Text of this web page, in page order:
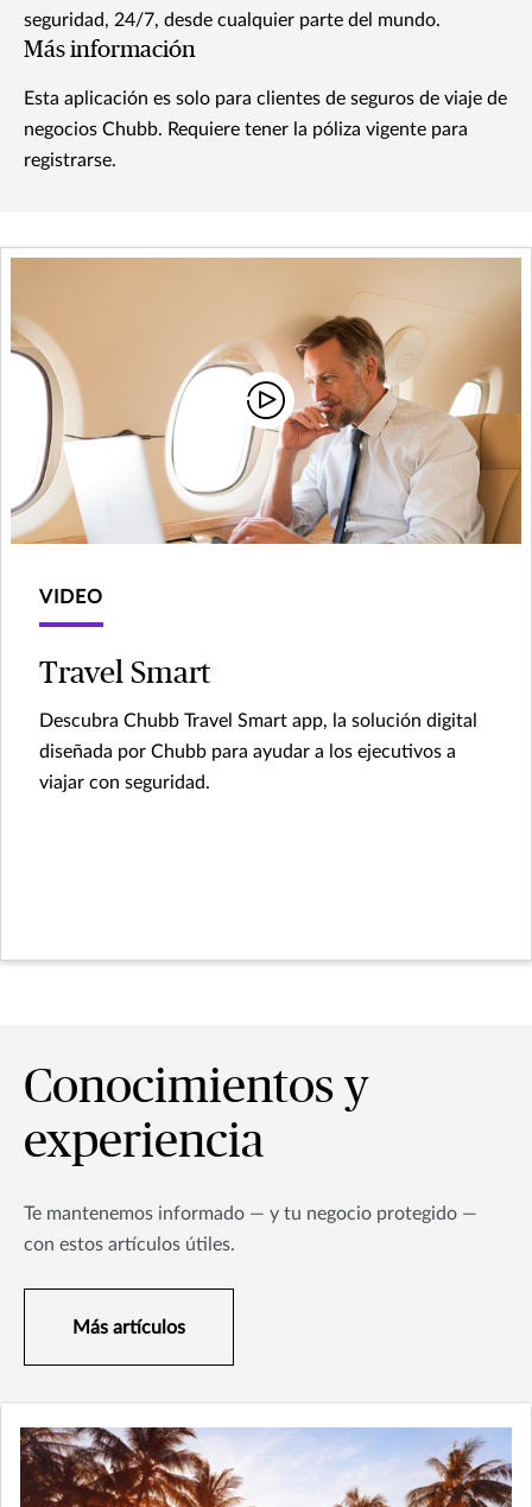
seguridad, 24/7, desde cualquier parte del mundo.
Más información
Esta aplicación es solo para clientes de seguros de viaje de
negocios Chubb. Requiere tener la póliza vigente para
registrarse.
VIDEO
Travel Smart
Descubra Chubb Travel Smart app, la solución digital
diseñada por Chubb para ayudar a los ejecutivos a
viajar con seguridad.
Conocimientos y
experiencia
Te mantenemos informado — y tu negocio protegido —
con estos artículos útiles.
Más artículos